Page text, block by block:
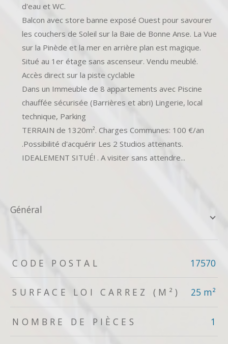
d'eau et WC.
Balcon avec store banne exposé Ouest pour savourer
les couchers de Soleil sur la Baie de Bonne Anse. La Vue
sur la Pinède et la mer en arrière plan est magique.
Situé au 1er étage sans ascenseur. Vendu meublé.
Accès direct sur la piste cyclable
Dans un Immeuble de 8 appartements avec Piscine
chauffée sécurisée (Barrières et abri) Lingerie, local
technique, Parking
TERRAIN de 1320m². Charges Communes: 100 €/an
.Possibilité d'acquérir Les 2 Studios attenants.
IDEALEMENT SITUÉ! . A visiter sans attendre...
général
TRAD_ZEPHYR_Caracteristique TRAD_ZEPHYR_Valeurs
CODE POSTAL 17570
SURFACE LOI CARREZ (M²) 25 m²
NOMBRE DE PIÈCES 1